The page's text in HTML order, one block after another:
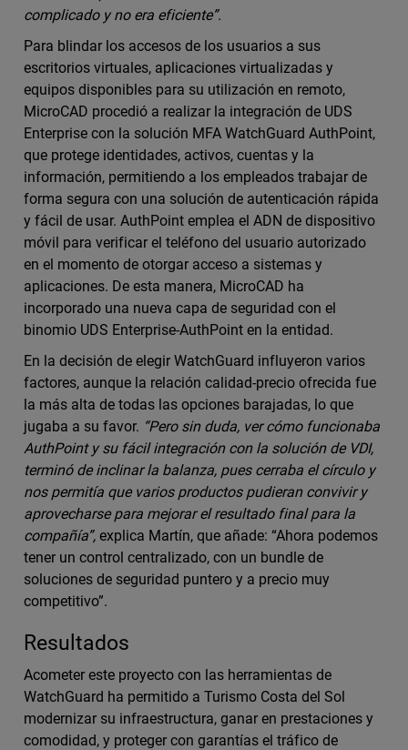
complicado y no era eficiente”.
Para blindar los accesos de los usuarios a sus
escritorios virtuales, aplicaciones virtualizadas y
equipos disponibles para su utilización en remoto,
MicroCAD procedió a realizar la integración de UDS
Enterprise con la solución MFA WatchGuard AuthPoint,
que protege identidades, activos, cuentas y la
información, permitiendo a los empleados trabajar de
forma segura con una solución de autenticación rápida
y fácil de usar. AuthPoint emplea el ADN de dispositivo
móvil para verificar el teléfono del usuario autorizado
en el momento de otorgar acceso a sistemas y
aplicaciones. De esta manera, MicroCAD ha
incorporado una nueva capa de seguridad con el
binomio UDS Enterprise-AuthPoint en la entidad.
En la decisión de elegir WatchGuard influyeron varios
factores, aunque la relación calidad-precio ofrecida fue
la más alta de todas las opciones barajadas, lo que
jugaba a su favor. “Pero sin duda, ver cómo funcionaba
AuthPoint y su fácil integración con la solución de VDI,
terminó de inclinar la balanza, pues cerraba el círculo y
nos permitía que varios productos pudieran convivir y
aprovecharse para mejorar el resultado final para la
compañía”,explica Martín, que añade: “Ahora podemos
tener un control centralizado, con un bundle de
soluciones de seguridad puntero y a precio muy
competitivo”.
Resultados
Acometer este proyecto con las herramientas de
WatchGuard ha permitido a Turismo Costa del Sol
modernizar su infraestructura, ganar en prestaciones y
comodidad, y proteger con garantías el tráfico de